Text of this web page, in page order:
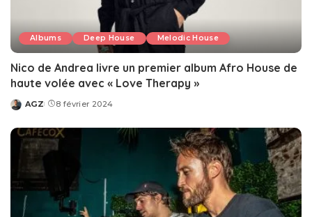
Albums Deep House Melodic House
Nico de Andrea livre un premier album Afro House de
haute volée avec « Love Therapy »
Posted
AGZ 8 février 2024